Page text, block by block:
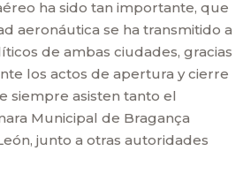
ha sido tan importante, que
aeronáutica se ha transmitido a
de ambas ciudades, gracias
los actos de apertura y cierre
siempre asisten tanto el
Municipal de Bragança
junto a otras autoridades